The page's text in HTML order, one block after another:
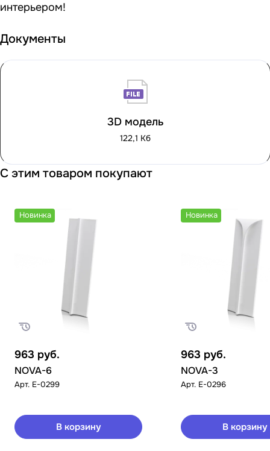
интерьером!
Документы
3D модель
122,1 Кб
С этим товаром покупают
Новинка
963 руб.
NOVA-6
Арт. E-0299
В корзину
Новинка
963 руб.
NOVA-3
Арт. E-0296
В корзину